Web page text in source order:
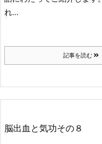
れ…
記事を読む
脳出血と気功その８